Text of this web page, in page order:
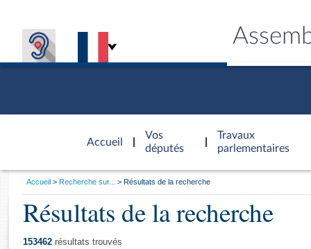
Accueil
d'accueil
Vos
députés
Travaux
parlementaires
Général
Vous
Accueil Recherche sur... Résultats de la recherche
Résultats de la recherche
153462 résultats trouvés